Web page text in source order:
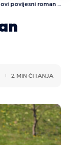
povijesni roman Hrvoja Hitreca
2 MIN ČITANJA